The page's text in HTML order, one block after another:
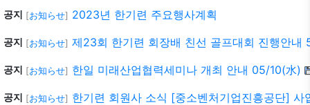
공지 [お知らせ] 2023년 한기련 주요행사계획
공지 [お知らせ] 제23회 한기련 회장배 친선 골프대회 진행안내
공지 [お知らせ] 한일 미래산업협력세미나 개최 안내 05/10(水)
공지 [お知らせ] 한기련 회원사 소식 [중소벤처기업진흥공단] 사